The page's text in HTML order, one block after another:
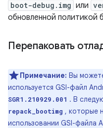
boot-debug.img или
обновленной политикой
Перепаковать
Примечание: Вы
используется GSI-файл
SGR1.210929.001 . В
repack_bootimg , которые
использовании GSI-файла